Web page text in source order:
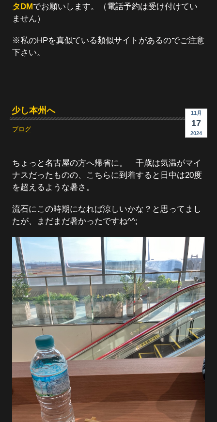
タDMでお願いします。（電話予約は受け付けてい
ません）
※私のHPを真似ている類似サイトがあるのでご注意
下さい。
11月
17
2024
少し本州へ
ブログ
ちょっと名古屋の方へ帰省に。 千歳は気温がマイ
ナスだったものの、こちらに到着すると日中は20度
を超えるような暑さ。
流石にこの時期になれば涼しいかな？と思ってまし
たが、まだまだ暑かったですね^^;